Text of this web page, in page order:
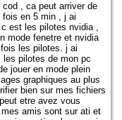
, ca peut arriver de
en 5 min , j ai
est les pilotes nvidia ,
mode fenetre et nvidia
les pilotes. j ai
pilotes de mon pc
jouer en mode plein
graphiques au plus
bien sur mes fichiers
etre avez vous
amis sont sur ati et